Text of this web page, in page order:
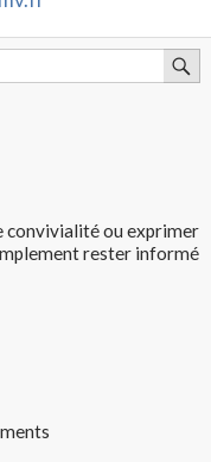
convivialité ou exprimer
rester informé